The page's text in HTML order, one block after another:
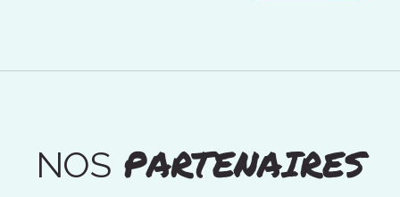
NOSPARTENAIRES